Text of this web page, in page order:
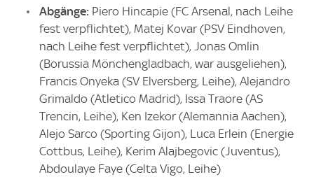
Abgänge: Piero Hincapie (FC Arsenal, nach Leihe
fest verpflichtet), Matej Kovar (PSV Eindhoven,
nach Leihe fest verpflichtet), Jonas Omlin
(Borussia Mönchengladbach, war ausgeliehen),
Francis Onyeka (SV Elversberg, Leihe), Alejandro
Grimaldo (Atletico Madrid), Issa Traore (AS
Trencin, Leihe), Ken Izekor (Alemannia Aachen),
Alejo Sarco (Sporting Gijon), Luca Erlein (Energie
Cottbus, Leihe), Kerim Alajbegovic (Juventus),
Abdoulaye Faye (Celta Vigo, Leihe)